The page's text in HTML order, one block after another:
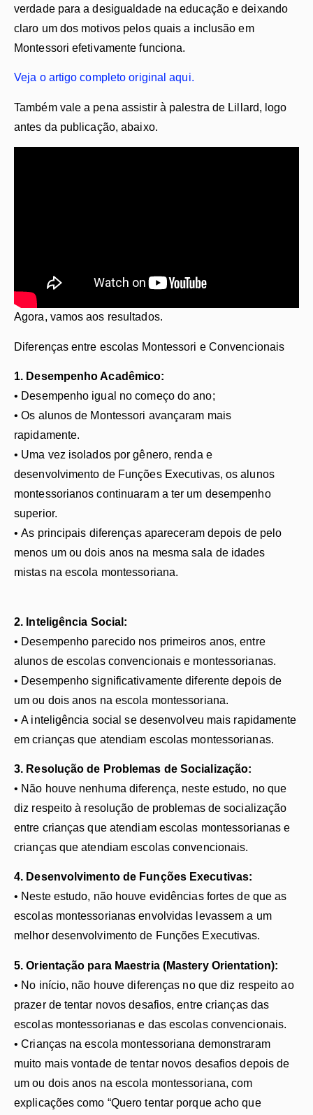
verdade para a desigualdade na educação e deixando
claro um dos motivos pelos quais a inclusão em
Montessori efetivamente funciona.
Veja o artigo completo original aqui.
Também vale a pena assistir à palestra de Lillard, logo
antes da publicação, abaixo.
Agora, vamos aos resultados.
Diferenças entre escolas Montessori e Convencionais
1. Desempenho Acadêmico:
• Desempenho igual no começo do ano;
• Os alunos de Montessori avançaram mais
rapidamente.
• Uma vez isolados por gênero, renda e
desenvolvimento de Funções Executivas, os alunos
montessorianos continuaram a ter um desempenho
superior.
• As principais diferenças apareceram depois de pelo
menos um ou dois anos na mesma sala de idades
mistas na escola montessoriana.
​2. Inteligência Social:
• Desempenho parecido nos primeiros anos, entre
alunos de escolas convencionais e montessorianas.
• Desempenho significativamente diferente depois de
um ou dois anos na escola montessoriana.
• A inteligência social se desenvolveu mais rapidamente
em crianças que atendiam escolas montessorianas.
3. Resolução de Problemas de Socialização:
• Não houve nenhuma diferença, neste estudo, no que
diz respeito à resolução de problemas de socialização
entre crianças que atendiam escolas montessorianas e
crianças que atendiam escolas convencionais.
4. Desenvolvimento de Funções Executivas:
• Neste estudo, não houve evidências fortes de que as
escolas montessorianas envolvidas levassem a um
melhor desenvolvimento de Funções Executivas.
5. Orientação para Maestria (Mastery Orientation):
• No início, não houve diferenças no que diz respeito ao
prazer de tentar novos desafios, entre crianças das
escolas montessorianas e das escolas convencionais.
• Crianças na escola montessoriana demonstraram
muito mais vontade de tentar novos desafios depois de
um ou dois anos na escola montessoriana, com
explicações como “Quero tentar porque acho que